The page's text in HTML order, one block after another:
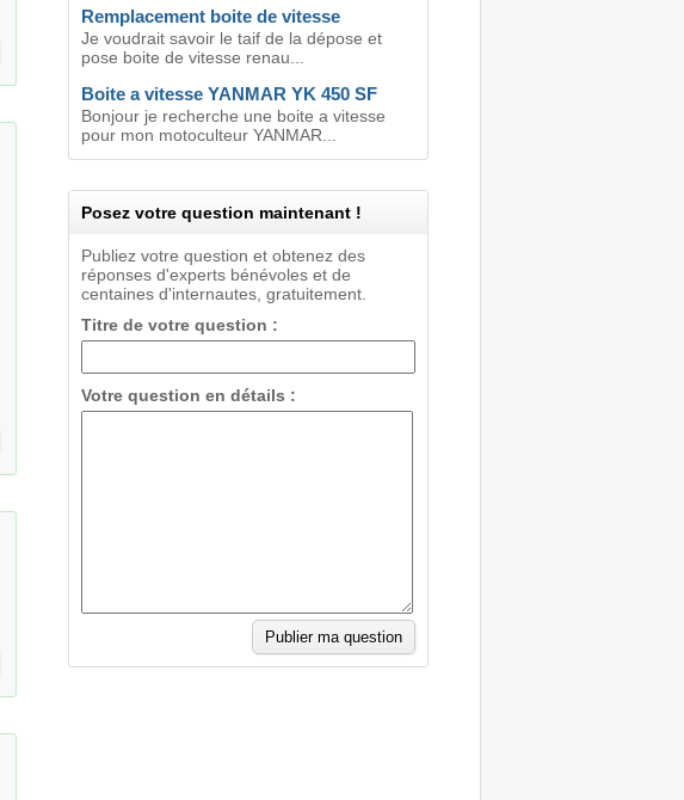
Remplacement boite de vitesse
Je voudrait savoir le taif de la dépose et
pose boite de vitesse renau...
Boite a vitesse YANMAR YK 450 SF
Bonjour je recherche une boite a vitesse
pour mon motoculteur YANMAR...
Posez votre question maintenant !
Publiez votre question et obtenez des
réponses d'experts bénévoles et de
centaines d'internautes, gratuitement.
Titre de votre question :
Votre question en détails :